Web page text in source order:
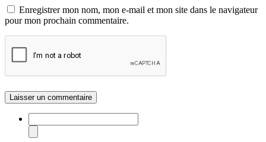
Enregistrer mon nom, mon e-mail et mon site dans le navigateur
pour mon prochain commentaire.